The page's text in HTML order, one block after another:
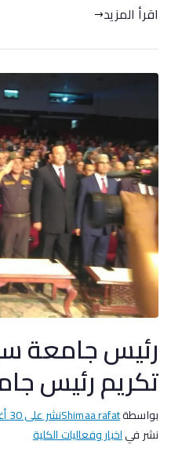
اقرأ المزيد
رئيس جامعة
تكريم رئيس
بواسطةShimaa rafatنشر على30 أغسطس, 2018
نشر فياخبار وفعاليات الكلية